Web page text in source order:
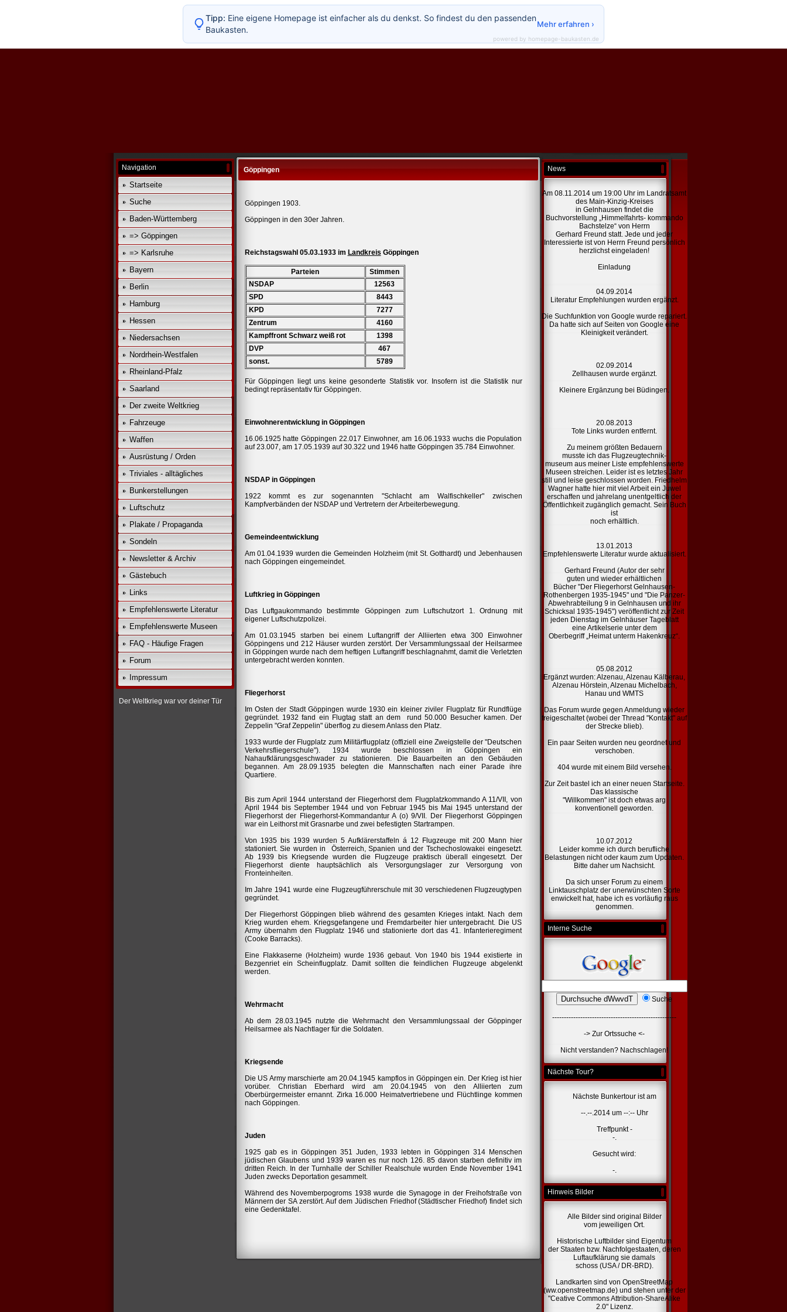
Navigation
Startseite
Suche
Baden-Württemberg
=> Göppingen
=> Karlsruhe
Bayern
Berlin
Hamburg
Hessen
Niedersachsen
Nordrhein-Westfalen
Rheinland-Pfalz
Saarland
Der zweite Weltkrieg
Fahrzeuge
Waffen
Ausrüstung / Orden
Triviales - alltägliches
Bunkerstellungen
Luftschutz
Plakate / Propaganda
Sondeln
Newsletter & Archiv
Gästebuch
Links
Empfehlenswerte Literatur
Empfehlenswerte Museen
FAQ - Häufige Fragen
Forum
Impressum
Der Weltkrieg war vor deiner Tür
Göppingen
Göppingen 1903.
Göppingen in den 30er Jahren.
Reichstagswahl 05.03.1933 im Landkreis Göppingen
Parteien
Stimmen
NSDAP
12563
SPD
8443
KPD
7277
Zentrum
4160
Kampffront Schwarz weiß rot
1398
DVP
467
sonst.
5789
Für Göppingen liegt uns keine gesonderte Statistik vor. Insofern ist die Statistik nur
bedingt repräsentativ für Göppingen.
Einwohnerentwicklung in Göppingen
16.06.1925 hatte Göppingen 22.017 Einwohner, am 16.06.1933 wuchs die Population
auf 23.007, am 17.05.1939 auf 30.322 und 1946 hatte Göppingen 35.784 Einwohner.
NSDAP in Göppingen
1922 kommt es zur sogenannten "Schlacht am Walfischkeller" zwischen
Kampfverbänden der NSDAP und Vertretern der Arbeiterbewegung.
Gemeindeentwicklung
Am 01.04.1939 wurden die Gemeinden Holzheim (mit St. Gotthardt) und Jebenhausen
nach Göppingen eingemeindet.
Luftkrieg in Göppingen
Das Luftgaukommando bestimmte Göppingen zum Luftschutzort 1. Ordnung mit
eigener Luftschutzpolizei.
Am 01.03.1945 starben bei einem Luftangriff der Alliierten etwa 300 Einwohner
Göppingens und 212 Häuser wurden zerstört. Der Versammlungssaal der Heilsarmee
in Göppingen wurde nach dem heftigen Luftangriff beschlagnahmt, damit die Verletzten
untergebracht werden konnten.
Fliegerhorst
Im Osten der Stadt Göppingen wurde 1930 ein kleiner ziviler Flugplatz für Rundflüge
gegründet. 1932 fand ein Flugtag statt an dem rund 50.000 Besucher kamen. Der
Zeppelin "Graf Zeppelin" überflog zu diesem Anlass den Platz.
1933 wurde der Flugplatz zum Militärflugplatz (offiziell eine Zweigstelle der "Deutschen
Verkehrsfliegerschule"). 1934 wurde beschlossen in Göppingen ein
Nahaufklärungsgeschwader zu stationieren. Die Bauarbeiten an den Gebäuden
begannen. Am 28.09.1935 belegten die Mannschaften nach einer Parade ihre
Quartiere.
Bis zum April 1944 unterstand der Fliegerhorst dem Flugplatzkommando A 11/VII, von
April 1944 bis September 1944 und von Februar 1945 bis Mai 1945 unterstand der
Fliegerhorst der Fliegerhorst-Kommandantur A (o) 9/VII. Der Fliegerhorst Göppingen
war ein Leithorst mit Grasnarbe und zwei befestigten Startrampen.
Von 1935 bis 1939 wurden 5 Aufklärerstaffeln á 12 Flugzeuge mit 200 Mann hier
stationiert. Sie wurden in Österreich, Spanien und der Tschechoslowakei eingesetzt.
Ab 1939 bis Kriegsende wurden die Flugzeuge praktisch überall eingesetzt. Der
Fliegerhorst diente hauptsächlich als Versorgungslager zur Versorgung von
Fronteinheiten.
Im Jahre 1941 wurde eine Flugzeugführerschule mit 30 verschiedenen Flugzeugtypen
gegründet.
Der Fliegerhorst Göppingen blieb während des gesamten Krieges intakt. Nach dem
Krieg wurden ehem. Kriegsgefangene und Fremdarbeiter hier untergebracht. Die US
Army übernahm den Flugplatz 1946 und stationierte dort das 41. Infanterieregiment
(Cooke Barracks).
Eine Flakkaserne (Holzheim) wurde 1936 gebaut. Von 1940 bis 1944 existierte in
Bezgenriet ein Scheinflugplatz. Damit sollten die feindlichen Flugzeuge abgelenkt
werden.
Wehrmacht
Ab dem 28.03.1945 nutzte die Wehrmacht den Versammlungssaal der Göppinger
Heilsarmee als Nachtlager für die Soldaten.
Kriegsende
Die US Army marschierte am 20.04.1945 kampflos in Göppingen ein. Der Krieg ist hier
vorüber. Christian Eberhard wird am 20.04.1945 von den Alliierten zum
Oberbürgermeister ernannt. Zirka 16.000 Heimatvertriebene und Flüchtlinge kommen
nach Göppingen.
Juden
1925 gab es in Göppingen 351 Juden, 1933 lebten in Göppingen 314 Menschen
jüdischen Glaubens und 1939 waren es nur noch 126. 85 davon starben definitiv im
dritten Reich. In der Turnhalle der Schiller Realschule wurden Ende November 1941
Juden zwecks Deportation gesammelt.
Während des Novemberpogroms 1938 wurde die Synagoge in der Freihofstraße von
Männern der SA zerstört. Auf dem Jüdischen Friedhof (Städtischer Friedhof) findet sich
eine Gedenktafel.
News
Am 08.11.2014 um 19:00 Uhr im Landratsamt
des Main-Kinzig-Kreises
in Gelnhausen findet die
Buchvorstellung „Himmelfahrts- kommando
Bachstelze“ von Herrn
Gerhard Freund statt. Jede und jeder
Interessierte ist von Herrn Freund persönlich
herzlichst eingeladen!
Einladung
04.09.2014
Literatur Empfehlungen wurden ergänzt.
Die Suchfunktion von Google wurde repariert.
Da hatte sich auf Seiten von Google eine
Kleinigkeit verändert.
02.09.2014
Zellhausen wurde ergänzt.
Kleinere Ergänzung bei Büdingen.
20.08.2013
Tote Links wurden entfernt.
Zu meinem größten Bedauern
musste ich das Flugzeugtechnik-
museum aus meiner Liste empfehlenswerte
Museen streichen. Leider ist es letztes Jahr
still und leise geschlossen worden. Friedhelm
Wagner hatte hier mit viel Arbeit ein Juwel
erschaffen und jahrelang unentgeltlich der
Öffentlichkeit zugänglich gemacht. Sein Buch
ist
noch erhältlich.
13.01.2013
Empfehlenswerte Literatur wurde aktualisiert.
Gerhard Freund (Autor der sehr
guten und wieder erhältlichen
Bücher "Der Fliegerhorst Gelnhausen-
Rothenbergen 1935-1945" und "Die Panzer-
Abwehrabteilung 9 in Gelnhausen und ihr
Schicksal 1935-1945") veröffentlicht zur Zeit
jeden Dienstag im Gelnhäuser Tageblatt
eine Artikelserie unter dem
Oberbegriff „Heimat unterm Hakenkreuz“.
05.08.2012
Ergänzt wurden:Alzenau,Alzenau Kälberau,
Alzenau Hörstein,Alzenau Michelbach,
Hanau und WMTS
Das Forum wurde gegen Anmeldung wieder
freigeschaltet (wobei der Thread "Kontakt" auf
der Strecke blieb).
Ein paar Seiten wurden neu geordnet und
verschoben.
404wurde mit einem Bild versehen.
Zur Zeit bastel ich an einer neuen Startseite.
Das klassische
"Willkommen" ist doch etwas arg
konventionell geworden.
10.07.2012
Leider komme ich durch berufliche
Belastungen nicht oder kaum zum Updaten.
Bitte daher um Nachsicht.
Da sich unser Forum zu einem
Linktauschplatz der unerwünschten Sorte
enwickelt hat, habe ich es vorläufig raus
genommen.
Interne Suche
Suche
-----------------------------------------------------
-> Zur Ortssuche <-
Nicht verstanden? Nachschlagen!
Nächste Tour?
Nächste Bunkertour ist am
--.--.2014 um --:-- Uhr
Treffpunkt -
-.
Gesucht wird:
-.
Hinweis Bilder
Alle Bilder sind original Bilder
vom jeweiligen Ort.
Historische Luftbilder sind Eigentum
der Staaten bzw. Nachfolgestaaten, deren
Luftaufklärung sie damals
schoss (USA / DR-BRD).
Landkarten sind von OpenStreetMap
(ww.openstreetmap.de) und stehen unter der
"Ceative Commons Attribution-ShareAlike
2.0" Lizenz.
Tipp: Eine eigene Homepage ist einfacher als du denkst. So findest du den passenden
Baukasten.
Mehr erfahren ›
powered by homepage-baukasten.de